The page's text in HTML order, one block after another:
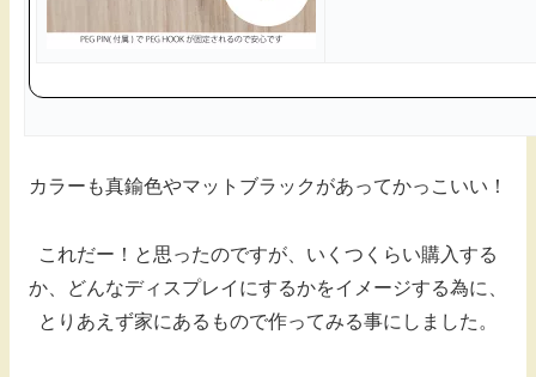
カラーも真鍮色やマットブラックがあってかっこいい！
これだー！と思ったのですが、いくつくらい購入する
か、どんなディスプレイにするかをイメージする為に、
とりあえず家にあるもので作ってみる事にしました。